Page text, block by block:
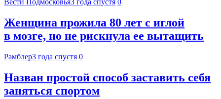
Вести Подмосковья3 года спустя 0
Женщина прожила 80 лет с иглой
в мозге, но не рискнула ее вытащить
Рамблер3 года спустя 0
Назван простой способ заставить себя
заняться спортом